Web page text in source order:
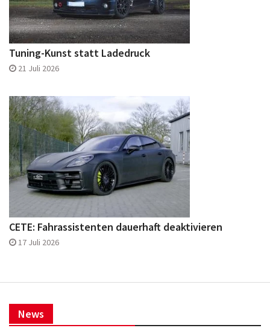
Tuning-Kunst statt Ladedruck
21 Juli 2026
CETE: Fahrassistenten dauerhaft deaktivieren
17 Juli 2026
News